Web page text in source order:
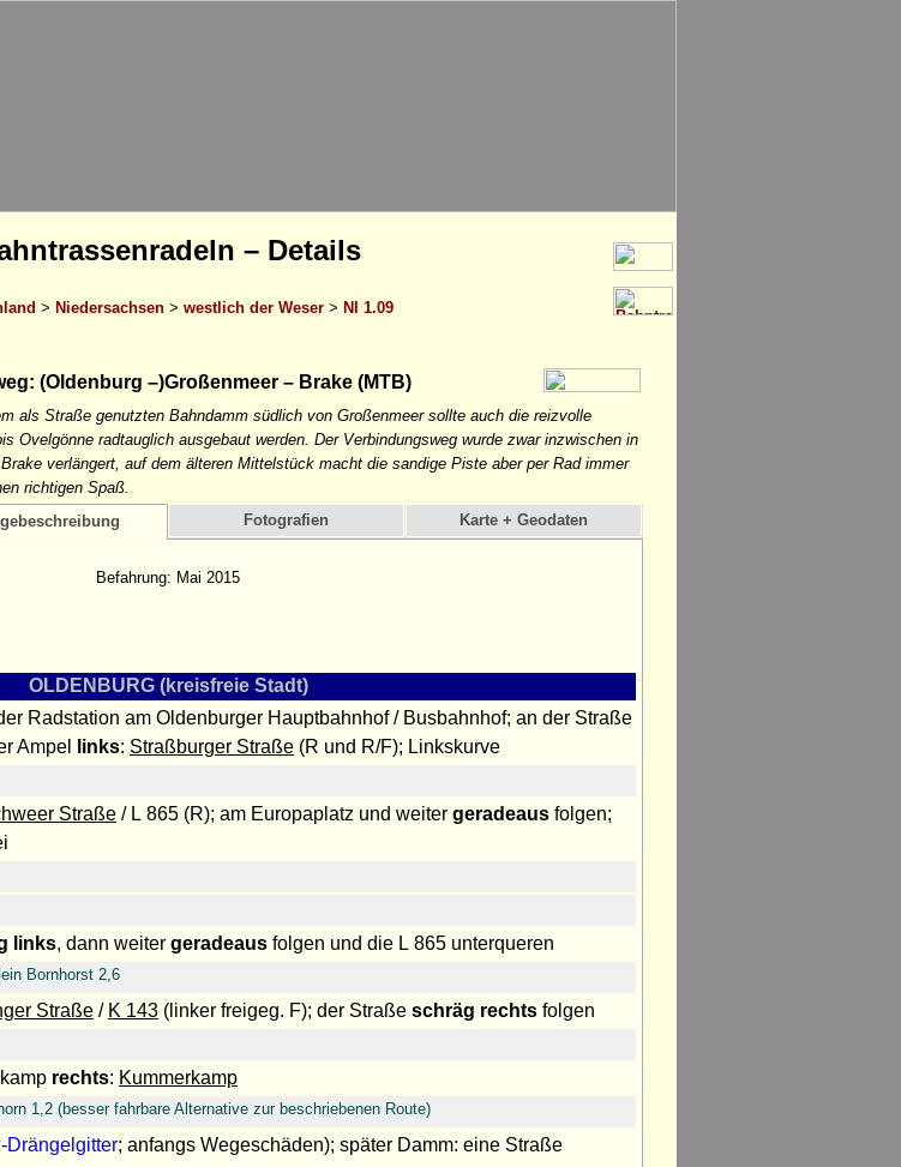
– Details
> Niedersachsen> westlich der Weser> NI 1.09
(Oldenburg –)Großenmeer – Brake (MTB)
als Straße genutzten Bahndamm südlich von Großenmeer sollte auch die reizvolle
Ovelgönne radtauglich ausgebaut werden. Der Verbindungsweg wurde zwar inzwischen in
verlängert, auf dem älteren Mittelstück macht die sandige Piste aber per Rad immer
richtigen Spaß.
Fotografien Karte + Geodaten
Befahrung: Mai 2015
OLDENBURG (kreisfreie Stadt)
Radstation am Oldenburger Hauptbahnhof / Busbahnhof; an der Straße
Ampel links: Straßburger Straße (R und R/F); Linkskurve
Straße / L 865 (R); am Europaplatz und weiter geradeaus folgen;
links, dann weiter geradeaus folgen und die L 865 unterqueren
Bornhorst 2,6
Straße / K 143 (linker freigeg. F); der Straße schräg rechts folgen
rechts: Kummerkamp
1,2 (besser fahrbare Alternative zur beschriebenen Route)
Drängelgitter; anfangs Wegeschäden); später Damm: eine Straße